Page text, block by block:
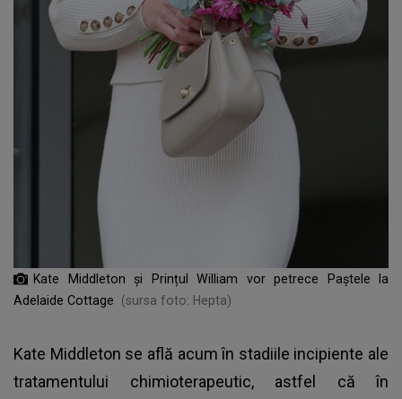
Kate Middleton și Prințul William vor petrece Paștele la
Adelaide Cottage
(sursa foto: Hepta)
Kate Middleton se află acum în stadiile incipiente ale
tratamentului chimioterapeutic, astfel că în